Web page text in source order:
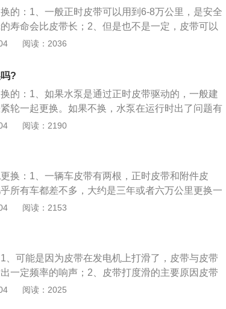
的：1、一般正时皮带可以用到6-8万公里，是安全
寿命会比皮带长；2、但是也不是一定，皮带可以
水泵不一定能用到下一个8万公里，而更换的工时价
安全，市面上的东西，真是不好区别啊。
阅读：2036
?
的：1、如果水泵是通过正时皮带驱动的，一般建
轮一起更换。如果不换，水泵在运行时出了问题有
如果不是通过正时皮带驱动的，当然就不用了；3、
水泵比较容易坏；4、换正时皮带的原因，不换的
的。如果断了就有可能引起气门，活塞，缸盖的损
定期更换。
阅读：2190
换：1、一辆车皮带有两根，正时皮带和附件皮
所有车都差不多，大约是三年或者六万公里更换一
和zd惰轮需要同时更换掉。因为皮带和涨紧轮的寿
里后再更换答，因为换皮带的工时费是非常高的，
安全和省钱起见，要同时更换。但水泵是不需要拆
阅读：2153
、可能是因为皮带在发电机上打滑了，皮带与皮带
一定频率的响声；2、皮带打度滑的主要原因皮带
松动的因素有皮带张紧轮调整不当或张紧内轮弹力
阅读：2025